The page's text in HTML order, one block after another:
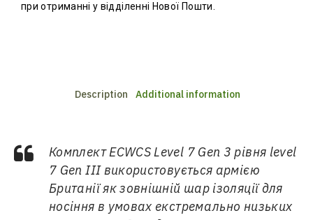
при отриманні у відділенні Нової Пошти.
Description Additional information
Комплект ECWCS Level 7 Gen 3 рівня level
7 Gen III використовується армією
Британії як зовнішній шар ізоляції для
носіння в умовах екстремально низьких